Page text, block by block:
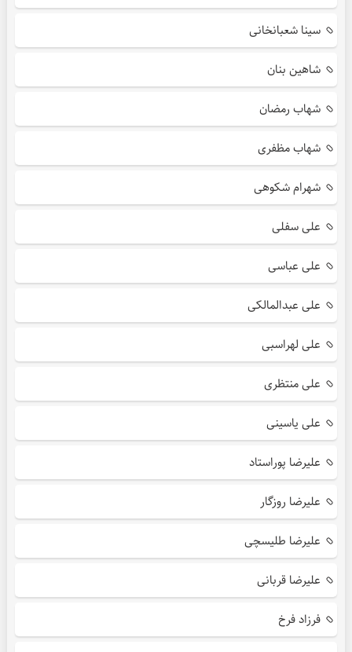
سینا شعبانخانی
شاهین بنان
شهاب رمضان
شهاب مظفری
شهرام شکوهی
علی سفلی
علی عباسی
علی عبدالمالکی
علی لهراسبی
علی منتظری
علی یاسینی
علیرضا پوراستاد
علیرضا روزگار
علیرضا طلیسچی
علیرضا قربانی
فرزاد فرخ